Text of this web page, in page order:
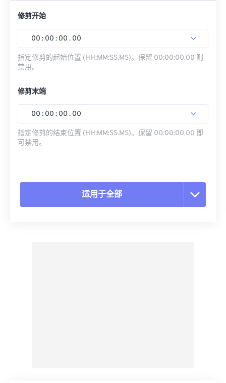
修剪开始
00 : 00 : 00 . 00
指定修剪的起始位置 (HH:MM:SS.MS)。保留 00:00:00.00 则
禁用。
修剪末端
00 : 00 : 00 . 00
指定修剪的结束位置 (HH:MM:SS.MS)。保留 00:00:00.00 即
可禁用。
适用于全部